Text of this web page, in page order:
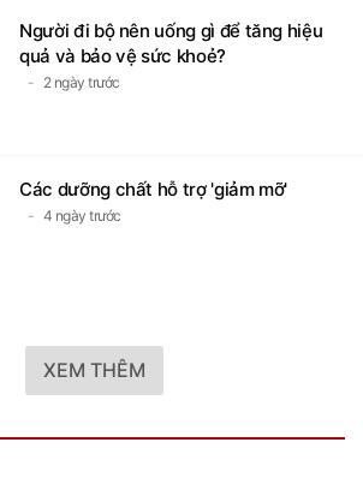
Người đi bộ nên uống gì để tăng hiệu
quả và bảo vệ sức khoẻ?
2 ngày trước
Các dưỡng chất hỗ trợ 'giảm mỡ'
4 ngày trước
XEM THÊM